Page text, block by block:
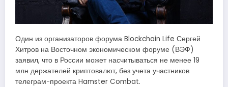
Один из организаторов форума Blockchain Life Сергей
Хитров на Восточном экономическом форуме (ВЭФ)
заявил, что в России может насчитываться не менее 19
млн держателей криптовалют, без учета участников
телеграм-проекта Hamster Combat.